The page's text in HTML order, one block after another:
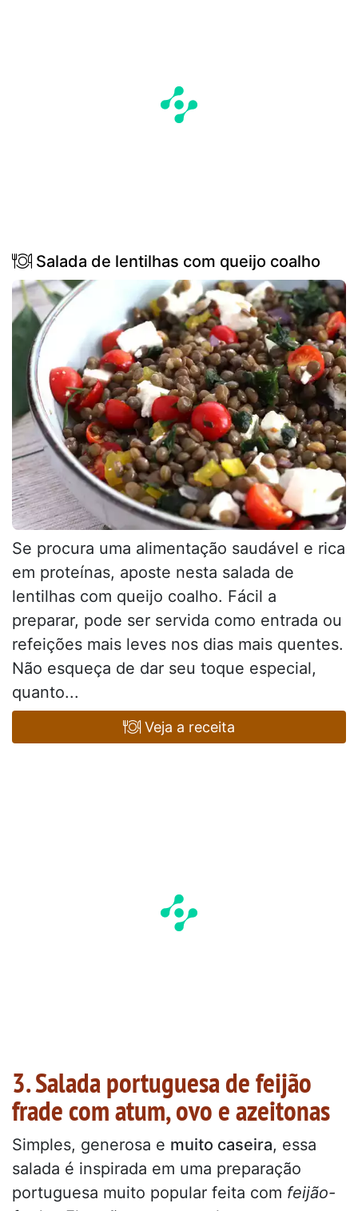
Salada de lentilhas com queijo coalho
Se procura uma alimentação saudável e rica
em proteínas, aposte nesta salada de
lentilhas com queijo coalho. Fácil a
preparar, pode ser servida como entrada ou
refeições mais leves nos dias mais quentes.
Não esqueça de dar seu toque especial,
quanto...
Veja a receita
3. Salada portuguesa de feijão
frade com atum, ovo e azeitonas
Simples, generosa e muito caseira, essa
salada é inspirada em uma preparação
portuguesa muito popular feita com feijão-